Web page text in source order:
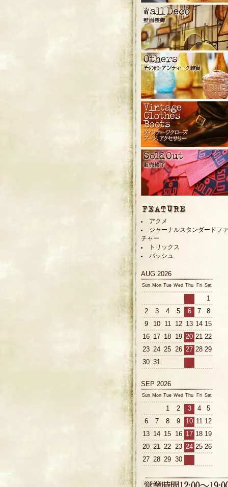
アクメ
ジャーナルスタンダードフ
チャー
トリックス
バッシュ
AUG 2026
Sun Mon Tue Wed Thu Fri Sat
1
2
3 4 5 6 7
8
9
10 11 12 13 14 15
16 17 18 19 20 21 22
23 24 25 26 27 28 29
30 31
SEP 2026
Sun Mon Tue Wed Thu Fri Sat
1 2 3 4
5
6
7 8 9 10 11 12
13 14 15 16 17 18 19
20 21 22 23 24 25 26
27 28 29 30